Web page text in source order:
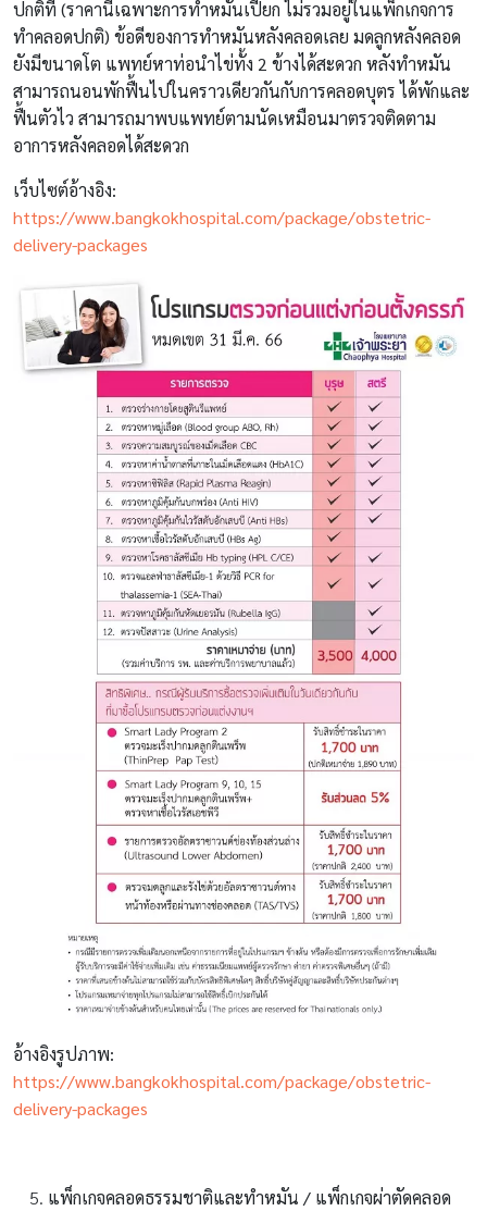
ปกติที่ (ราคานี้เฉพาะการทำหมันเปียก ไม่รวมอยู่ในแพ็กเกจการ
ทำคลอดปกติ) ข้อดีของการทำหมันหลังคลอดเลย มดลูกหลังคลอด
ยังมีขนาดโต แพทย์หาท่อนำไข่ทั้ง 2 ข้างได้สะดวก หลังทำหมัน
สามารถนอนพักฟื้นไปในคราวเดียวกันกับการคลอดบุตร ได้พักและ
ฟื้นตัวไว สามารถมาพบแพทย์ตามนัดเหมือนมาตรวจติดตาม
อาการหลังคลอดได้สะดวก
เว็บไซต์อ้างอิง:
https://www.bangkokhospital.com/package/obstetric-
delivery-packages
อ้างอิงรูปภาพ:
https://www.bangkokhospital.com/package/obstetric-
delivery-packages
แพ็กเกจคลอดธรรมชาติและทำหมัน / แพ็กเกจผ่าตัดคลอด